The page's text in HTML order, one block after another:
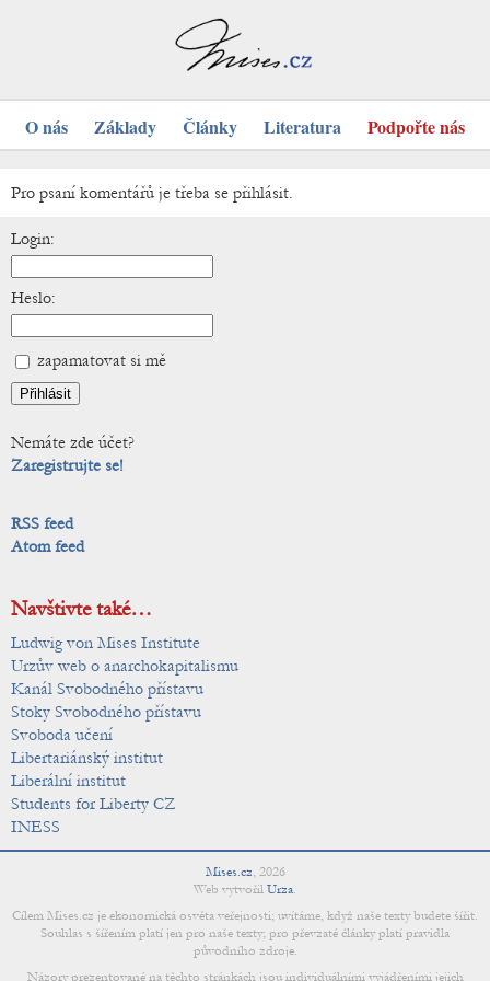
O nás Základy Články Literatura Podpořte nás
Pro psaní komentářů je třeba se přihlásit.
Login:
Heslo:
zapamatovat si mě
Nemáte zde účet?
Zaregistrujte se!
RSS feed
Atom feed
Navštivte také…
Ludwig von Mises Institute
Urzův web o anarchokapitalismu
Kanál Svobodného přístavu
Stoky Svobodného přístavu
Svoboda učení
Libertariánský institut
Liberální institut
Students for Liberty CZ
INESS
Mises.cz, 2026
Web vytvořil Urza.
Cílem Mises.cz je ekonomická osvěta veřejnosti; uvítáme, když naše texty budete šířit.
Souhlas s šířením platí jen pro naše texty; pro převzaté články platí pravidla
původního zdroje.
Názory prezentované na těchto stránkách jsou individuálními vyjádřeními jejich